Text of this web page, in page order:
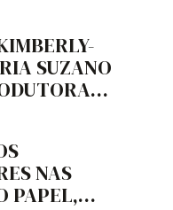
SUZANO
NAS
PAPEL,